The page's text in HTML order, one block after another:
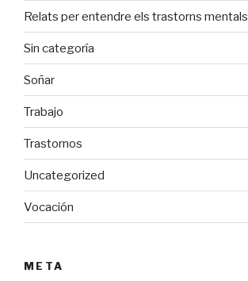
Relats per entendre els trastorns mentals
Sin categoría
Soñar
Trabajo
Trastornos
Uncategorized
Vocación
META